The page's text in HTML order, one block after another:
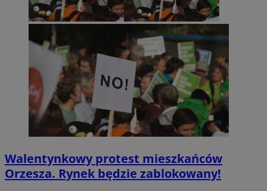
Walentynkowy protest mieszkańców
Orzesza. Rynek będzie zablokowany!